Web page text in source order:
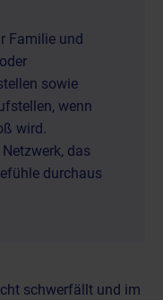
Familie und
sowie
wenn
wird.
das
durchaus
schwerfällt und im